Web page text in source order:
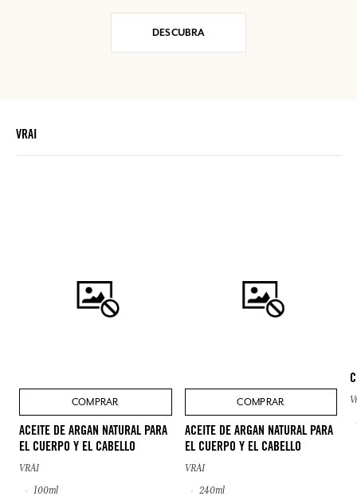
DESCUBRA
VRAI
COMPRAR
ACEITE DE ARGAN NATURAL PARA
EL CUERPO Y EL CABELLO
VRAI
100ml
COMPRAR
ACEITE DE ARGAN NATURAL PARA
EL CUERPO Y EL CABELLO
VRAI
240ml